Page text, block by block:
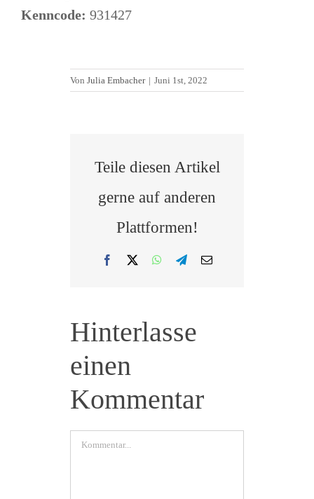
Kenncode: 931427
Von Julia Embacher | Juni 1st, 2022
Teile diesen Artikel
gerne auf anderen
Plattformen!
Facebook WhatsApp
Telegram
E-
Hinterlasse
einen
Kommentar
Kommentar